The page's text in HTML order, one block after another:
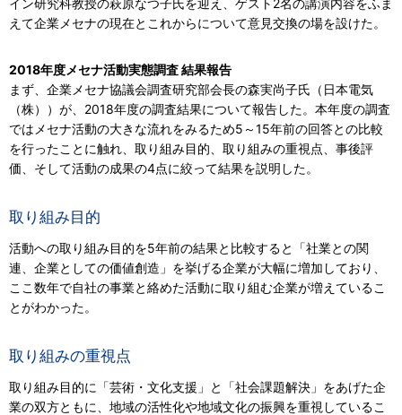
えて企業メセナの現在とこれからについて意見交換の場を設けた。
2018年度メセナ活動実態調査 結果報告
まず、企業メセナ協議会調査研究部会長の森実尚子氏（日本電気
（株））が、2018年度の調査結果について報告した。本年度の調査
ではメセナ活動の大きな流れをみるため5～15年前の回答との比較
を行ったことに触れ、取り組み目的、取り組みの重視点、事後評
価、そして活動の成果の4点に絞って結果を説明した。
取り組み目的
活動への取り組み目的を5年前の結果と比較すると「社業との関
連、企業としての価値創造」を挙げる企業が大幅に増加しており、
ここ数年で自社の事業と絡めた活動に取り組む企業が増えているこ
とがわかった。
取り組みの重視点
取り組み目的に「芸術・文化支援」と「社会課題解決」をあげた企
業の双方ともに、地域の活性化や地域文化の振興を重視しているこ